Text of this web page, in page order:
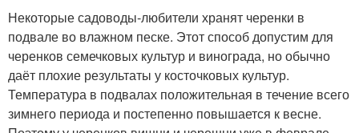
Некоторые садоводы-любители хранят черенки в
подвале во влажном песке. Этот способ допустим для
черенков семечковых культур и винограда, но обычно
даёт плохие результаты у косточковых культур.
Температура в подвалах положительная в течение всего
зимнего периода и постепенно повышается к весне.